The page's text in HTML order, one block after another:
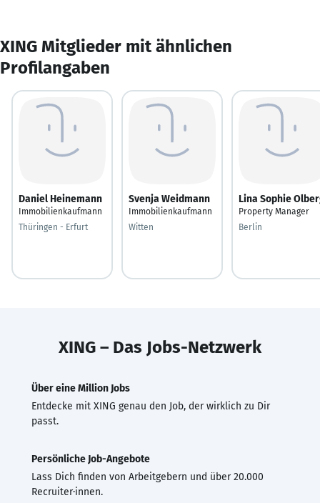
XING Mitglieder mit ähnlichen
Profilangaben
Daniel Heinemann
Immobilienkaufmann
Thüringen - Erfurt
Svenja Weidmann
Immobilienkaufmann
Witten
Lina Sophie
Property Manager
Berlin
XING – Das Jobs-Netzwerk
Über eine Million Jobs
Entdecke mit XING genau den Job, der wirklich zu Dir
passt.
Persönliche Job-Angebote
Lass Dich finden von Arbeitgebern und über 20.000
Recruiter·innen.